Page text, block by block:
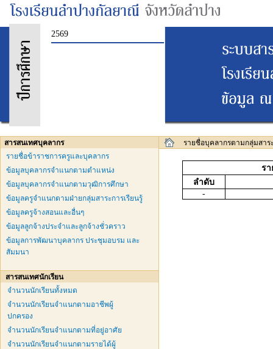
2569
สารสนเทศบุคลากร
รายชื่อข้าราชการครูและบุคลากร
ข้อมูลบุคลากรจำแนกตามตำแหน่ง
ข้อมูลบุคลากรจำแนกตามวุฒิการศึกษา
ข้อมูลครูจำแนกตามฝ่ายกลุ่มสาระการเรียนรู้
ข้อมูลครูจ้างสอนและอื่นๆ
ข้อมูลลูกจ้างประจำและลูกจ้างชั่วคราว
ข้อมูลการพัฒนาบุคลากร ประชุมอบรม และ
สัมมนา
สารสนเทศนักเรียน
จำนวนนักเรียนทั้งหมด
จำนวนนักเรียนจำแนกตามอาชีพผู้
ปกครอง
จำนวนนักเรียนจำแนกตามที่อยู่อาศัย
จำนวนนักเรียนจำแนกตามรายได้ผู้
รายชื่อบุคลากรตามกลุ่มสาร
ร
ลำดับ
-